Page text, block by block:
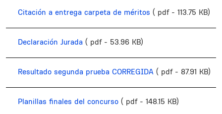
Citación a entrega carpeta de méritos ( pdf - 113.75 KB)
Declaración Jurada ( pdf - 53.96 KB)
Resultado segunda prueba CORREGIDA ( pdf - 87.91 KB)
Planillas finales del concurso ( pdf - 148.15 KB)